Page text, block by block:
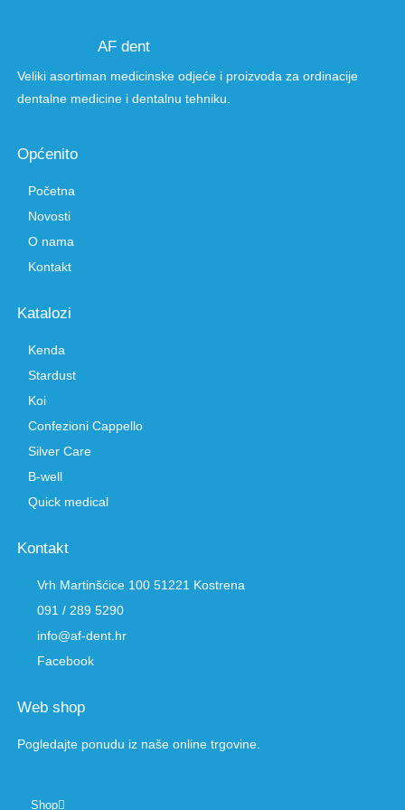
AF dent
Veliki asortiman medicinske odjeće i proizvoda za ordinacije
dentalne medicine i dentalnu tehniku.
Općenito
Početna
Novosti
O nama
Kontakt
Katalozi
Kenda
Stardust
Koi
Confezioni Cappello
Silver Care
B-well
Quick medical
Kontakt
Vrh Martinšćice 100 51221 Kostrena
091 / 289 5290
info@af-dent.hr
Facebook
Web shop
Pogledajte ponudu iz naše online trgovine.
Shop